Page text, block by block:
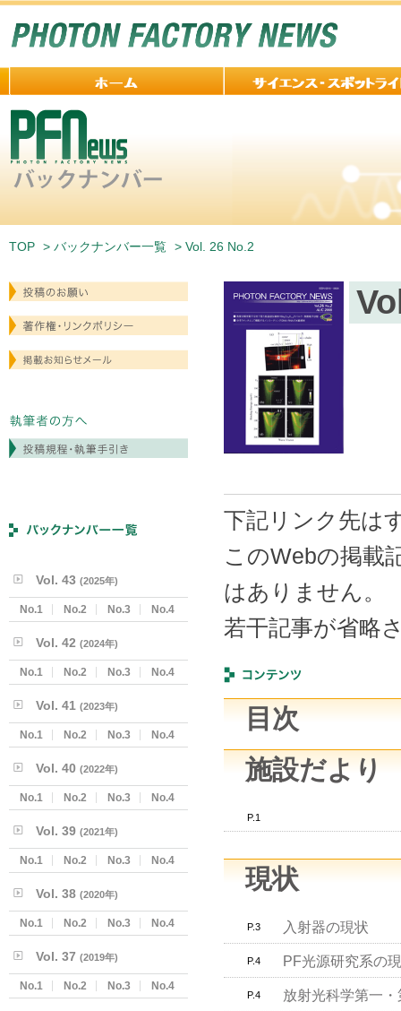
TOP > バックナンバー一覧 > Vol. 26 No.2
下記リンク先は
このWebの掲載
はありません。
若干記事が省略
目次
施設だより
P.1
現状
P.3 入射器の現状
P.4 PF光源研究系の
P.4 放射光科学第一
Vol. 43 (2025年)
No.1 No.2 No.3 No.4
Vol. 42 (2024年)
No.1 No.2 No.3 No.4
Vol. 41 (2023年)
No.1 No.2 No.3 No.4
Vol. 40 (2022年)
No.1 No.2 No.3 No.4
Vol. 39 (2021年)
No.1 No.2 No.3 No.4
Vol. 38 (2020年)
No.1 No.2 No.3 No.4
Vol. 37 (2019年)
No.1 No.2 No.3 No.4